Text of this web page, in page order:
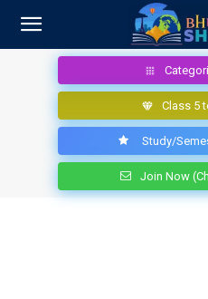
Class 5
Study/
Join Now